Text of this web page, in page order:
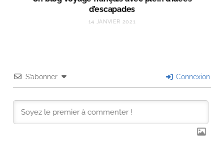
d’escapades
14 JANVIER 2021
S’abonner Connexion